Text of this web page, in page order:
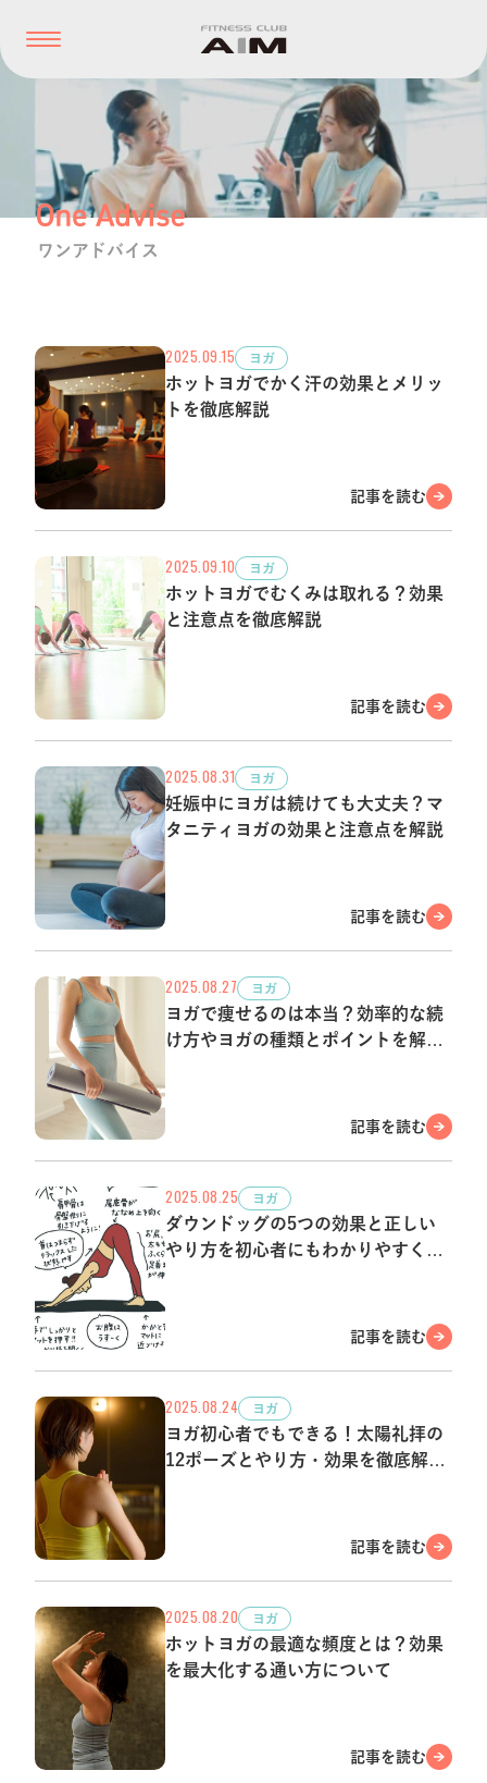
ワンアドバイス
2025.09.15 ヨガ
ホットヨガでかく汗の効果とメリッ
トを徹底解説
記事を読む
2025.09.10 ヨガ
ホットヨガでむくみは取れる？効果
と注意点を徹底解説
記事を読む
2025.08.31 ヨガ
妊娠中にヨガは続けても大丈夫？マ
タニティヨガの効果と注意点を解説
記事を読む
2025.08.27 ヨガ
ヨガで痩せるのは本当？効率的な続
け方やヨガの種類とポイントを解
記事を読む
2025.08.25 ヨガ
ダウンドッグの5つの効果と正しい
やり方を初心者にもわかりやすく解
記事を読む
2025.08.24 ヨガ
ヨガ初心者でもできる！太陽礼拝の
12ポーズとやり方・効果を徹底解
記事を読む
2025.08.20 ヨガ
ホットヨガの最適な頻度とは？効果
を最大化する通い方について
記事を読む